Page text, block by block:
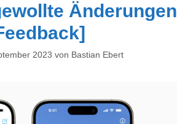
Änderungen
2023 von Bastian Ebert